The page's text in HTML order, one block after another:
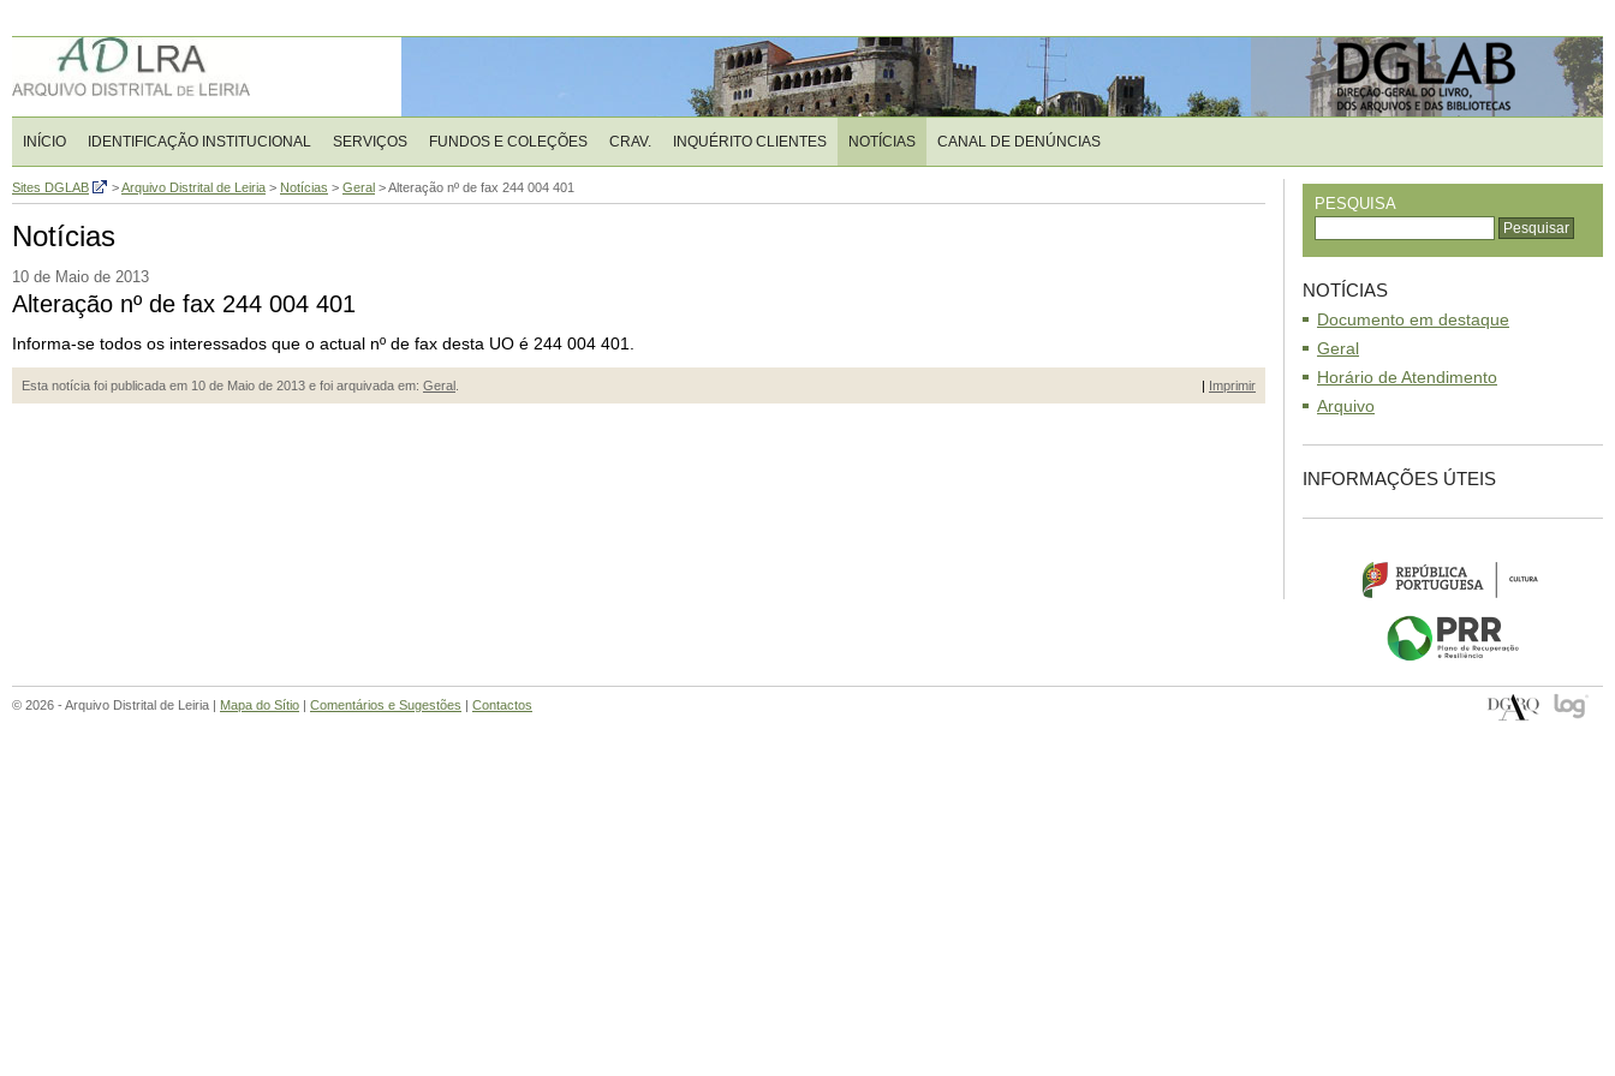
INÍCIO IDENTIFICAÇÃO INSTITUCIONAL SERVIÇOS FUNDOS E COLEÇÕES CRAV. INQUÉRITO CLIENTES NOTÍCIAS CANAL DE DENÚNCIAS
Sites DGLAB >Arquivo Distrital de Leiria > Notícias > Geral >Alteração nº de fax 244 004 401
Notícias
10 de Maio de 2013
Alteração nº de fax 244 004 401
Informa-se todos os interessados que o actual nº de fax desta UO é 244 004 401.
Esta notícia foi publicada em 10 de Maio de 2013 e foi arquivada em: Geral | Imprimir
PESQUISA
NOTÍCIAS
Documento em destaque
Geral
Horário de Atendimento
Arquivo
INFORMAÇÕES ÚTEIS
© 2026 - Arquivo Distrital de Leiria | Mapa do Sítio Comentários e Sugestões Contactos